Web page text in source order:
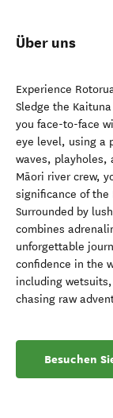
Über uns
Experience
Sledge the
you face-to-face
eye level, using a
waves, playholes,
Māori river crew,
significance of
Surrounded by
combines
unforgettable
confidence in the
including
chasing raw
Besuchen